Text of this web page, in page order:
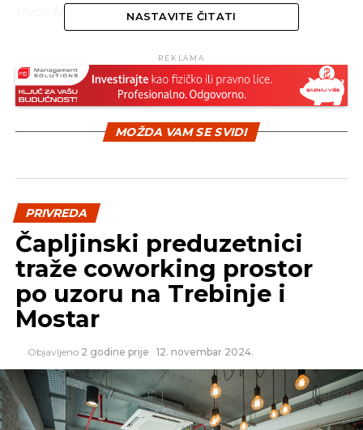
Izvor: Nezavisne novine
SLEDEĆI
Njemačka: Rekordno niska stopa
nađete posao
NASTAVITE ČITATI
REKLAMA
MOŽDA VAM SE SVIDI
PRIVREDA
Čapljinski preduzetnici
traže coworking prostor
po uzoru na Trebinje i
Mostar
Objavljeno 2 godine prije 12. novembar 2024.